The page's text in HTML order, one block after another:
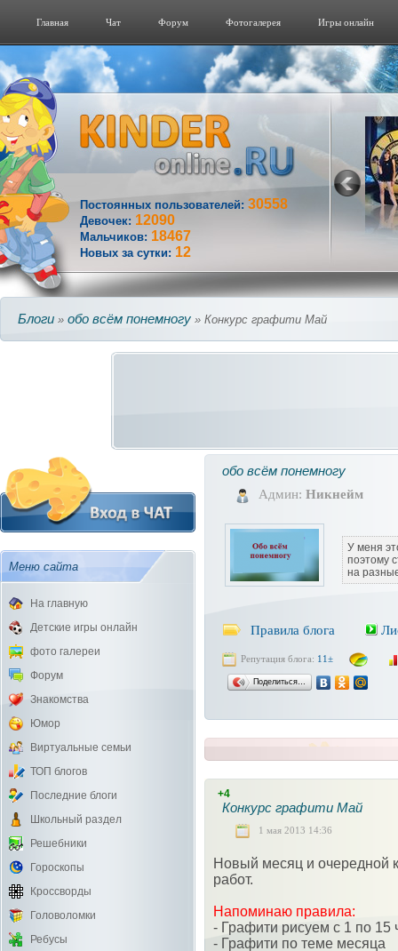
Главная Чат Форум Фотогалерeя Игры онлайн
Постоянных пользователей: 30558
Девочек: 12090
Мальчиков: 18467
Новых за сутки: 12
Блоги » обо всём понемногу » Конкурс графити Май
Меню сайта
На главную
Детские игры онлайн
фото галереи
Форум
Знакомства
Юмор
Виртуальные семьи
ТОП блогов
Последние блоги
Школьный раздел
Решебники
Гороскопы
Кроссворды
Головоломки
Ребусы
обо всём понемногу
Админ: Никнейм
У меня
поэтому
на
Правила блога
Репутация блога: 11±
Поделиться…
+4
Конкурс графити Май
1 мая 2013 14:36
Новый месяц и очередной
работ.
Напоминаю правила:
- Графити рисуем с 1 по
- Графити по теме месяца